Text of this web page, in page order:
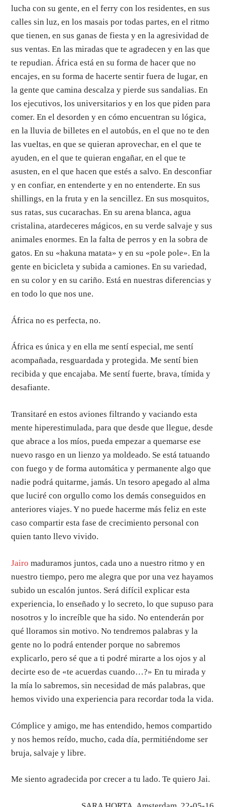
lucha con su gente, en el ferry con los residentes, en sus
calles sin luz, en los masais por todas partes, en el ritmo
que tienen, en sus ganas de fiesta y en la agresividad de
sus ventas. En las miradas que te agradecen y en las que
te repudian. África está en su forma de hacer que no
encajes, en su forma de hacerte sentir fuera de lugar, en
la gente que camina descalza y pierde sus sandalias. En
los ejecutivos, los universitarios y en los que piden para
comer. En el desorden y en cómo encuentran su lógica,
en la lluvia de billetes en el autobús, en el que no te den
las vueltas, en que se quieran aprovechar, en el que te
ayuden, en el que te quieran engañar, en el que te
asusten, en el que hacen que estés a salvo. En desconfiar
y en confiar, en entenderte y en no entenderte. En sus
shillings, en la fruta y en la sencillez. En sus mosquitos,
sus ratas, sus cucarachas. En su arena blanca, agua
cristalina, atardeceres mágicos, en su verde salvaje y sus
animales enormes. En la falta de perros y en la sobra de
gatos. En su «hakuna matata» y en su «pole pole». En la
gente en bicicleta y subida a camiones. En su variedad,
en su color y en su cariño. Está en nuestras diferencias y
en todo lo que nos une.
África no es perfecta, no.
África es única y en ella me sentí especial, me sentí
acompañada, resguardada y protegida. Me sentí bien
recibida y que encajaba. Me sentí fuerte, brava, tímida y
desafiante.
Transitaré en estos aviones filtrando y vaciando esta
mente hiperestimulada, para que desde que llegue, desde
que abrace a los míos, pueda empezar a quemarse ese
nuevo rasgo en un lienzo ya moldeado. Se está tatuando
con fuego y de forma automática y permanente algo que
nadie podrá quitarme, jamás. Un tesoro apegado al alma
que luciré con orgullo como los demás conseguidos en
anteriores viajes. Y no puede hacerme más feliz en este
caso compartir esta fase de crecimiento personal con
quien tanto llevo vivido.
Jairo maduramos juntos, cada uno a nuestro ritmo y en
nuestro tiempo, pero me alegra que por una vez hayamos
subido un escalón juntos. Será difícil explicar esta
experiencia, lo enseñado y lo secreto, lo que supuso para
nosotros y lo increíble que ha sido. No entenderán por
qué lloramos sin motivo. No tendremos palabras y la
gente no lo podrá entender porque no sabremos
explicarlo, pero sé que a ti podré mirarte a los ojos y al
decirte eso de «te acuerdas cuando…?» En tu mirada y
la mía lo sabremos, sin necesidad de más palabras, que
hemos vivido una experiencia para recordar toda la vida.
Cómplice y amigo, me has entendido, hemos compartido
y nos hemos reído, mucho, cada día, permitiéndome ser
bruja, salvaje y libre.
Me siento agradecida por crecer a tu lado. Te quiero Jai.